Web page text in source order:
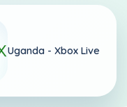
Uganda - Xbox Live